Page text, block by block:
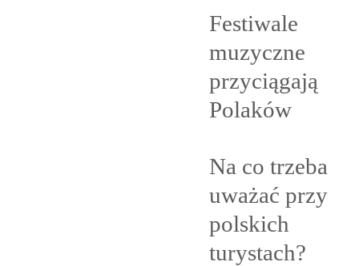
Festiwale
muzyczne
przyciągają
Polaków
Na co trzeba
uważać przy
polskich
turystach?